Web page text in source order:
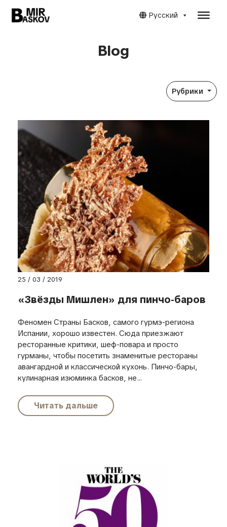
Русский
Blog
Рубрики
25 / 03 / 2019
«Звёзды Мишлен» для пинчо-баров
Феномен Страны Басков, самого гурмэ-региона
Испании, хорошо известен. Сюда приезжают
ресторанные критики, шеф-повара и просто
гурманы, чтобы посетить знаменитые рестораны
авангардной и классической кухонь. Пинчо-бары,
кулинарная изюминка басков, не...
Читать дальше